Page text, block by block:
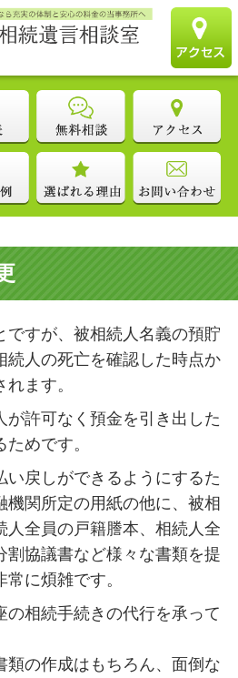
ですが、被相続人名義の預貯
続人の死亡を確認した時点か
ます。
が許可なく預金を引き出した
めです。
い戻しができるようにするた
機関所定の用紙の他に、被相
人全員の戸籍謄本、相続人全
割協議書など様々な書類を提
に煩雑です。
の相続手続きの代行を承って
類の作成はもちろん、面倒な